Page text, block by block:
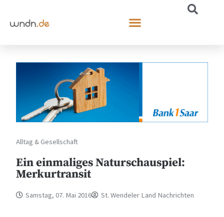
Alltag & Gesellschaft
Ein einmaliges Naturschauspiel:
Merkurtransit
Samstag, 07. Mai 2016 St. Wendeler Land Nachrichten